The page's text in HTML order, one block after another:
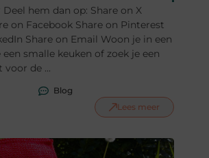
hem dan op: Share on X
on Facebook Share on Pinterest
Share on Email Woon je in een
smalle keuken of zoek je een
voor de ...
Blog
Lees meer